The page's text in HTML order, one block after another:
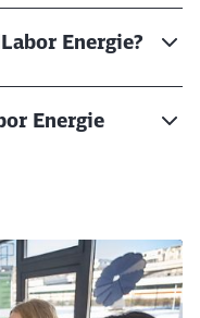
Energie?
Energie